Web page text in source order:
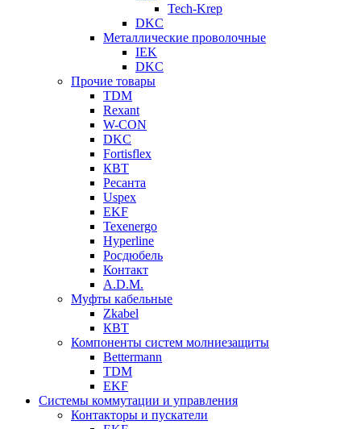
Tech-Krep
DKC
Металлические проволочные
IEK
DKC
Прочие товары
TDM
Rexant
W-CON
DKC
Fortisflex
КВТ
Ресанта
Uspex
EKF
Texenergo
Hyperline
Росдюбель
Контакт
A.D.M.
Муфты кабельные
Zkabel
КВТ
Компоненты систем молниезащиты
Bettermann
TDM
EKF
Системы коммутации и управления
Контакторы и пускатели